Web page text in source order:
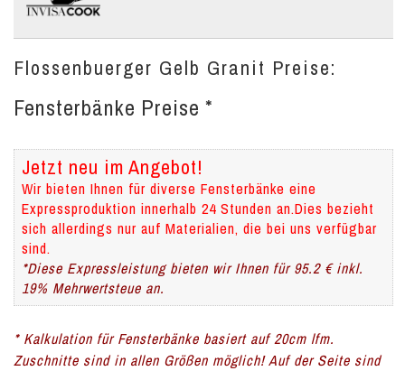
Flossenbuerger Gelb Granit Preise:
Fensterbänke Preise *
Jetzt neu im Angebot!
Wir bieten Ihnen für diverse Fensterbänke eine
Expressproduktion innerhalb 24 Stunden an.Dies bezieht
sich allerdings nur auf Materialien, die bei uns verfügbar
sind.
*Diese Expressleistung bieten wir Ihnen für 95.2 € inkl.
19% Mehrwertsteue an.
* Kalkulation für Fensterbänke basiert auf 20cm lfm.
Zuschnitte sind in allen Größen möglich! Auf der Seite sind